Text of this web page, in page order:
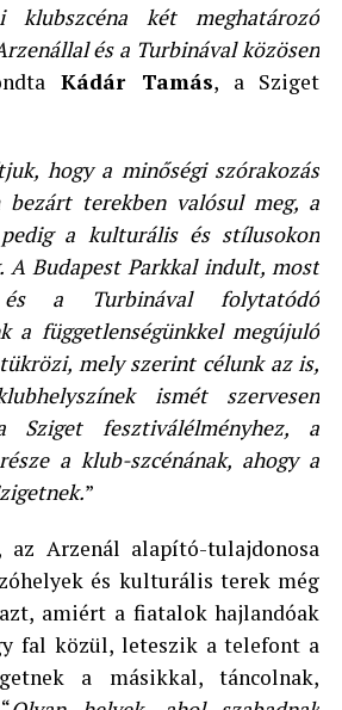
klubszcéna két meghatározó
és a Turbinával közösen
Kádár Tamás, a Sziget
hogy a minőségi szórakozás
terekben valósul meg, a
a kulturális és stílusokon
Budapest Parkkal indult, most
a Turbinával folytatódó
a függetlenségünkkel megújuló
mely szerint célunk az is,
ismét szervesen
Sziget fesztiválélményhez, a
a klub-szcénának, ahogy a
”
az Arzenál alapító-tulajdonosa
és kulturális terek még
amiért a fiatalok hajlandóak
fal közül, leteszik a telefont a
a másikkal, táncolnak,